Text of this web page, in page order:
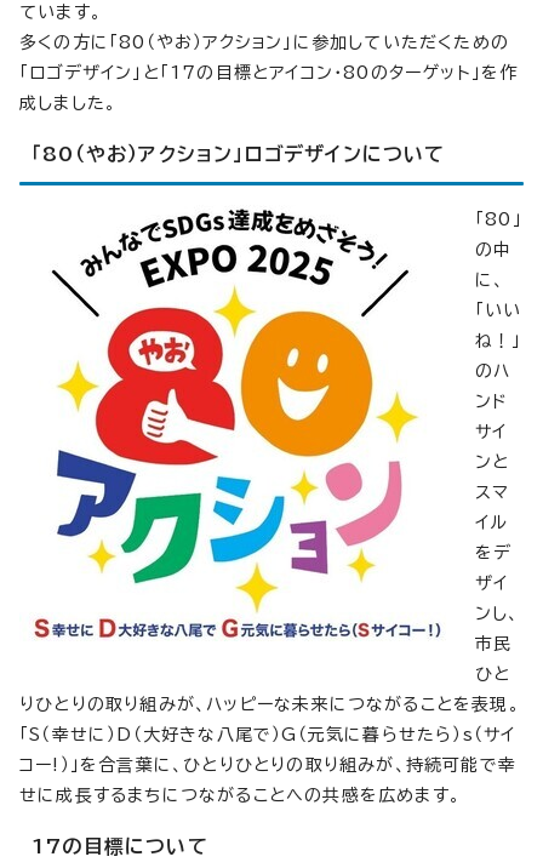
ています。
多くの方に「80（やお）アクション」に参加していただくための
「ロゴデザイン」と「17の目標とアイコン・80のターゲット」を作
成しました。
「80（やお）アクション」ロゴデザインについて
「80」
の中
に、
「いい
ね！」
のハ
ンド
サイ
ンと
スマ
イル
をデ
ザイ
ンし、
市民
ひと
りひとりの取り組みが、ハッピーな未来につながることを表現。
「S（幸せに）D（大好きな八尾で）G（元気に暮らせたら）s（サイ
コー!）」を合言葉に、ひとりひとりの取り組みが、持続可能で幸
せに成長するまちにつながることへの共感を広めます。
17の目標について